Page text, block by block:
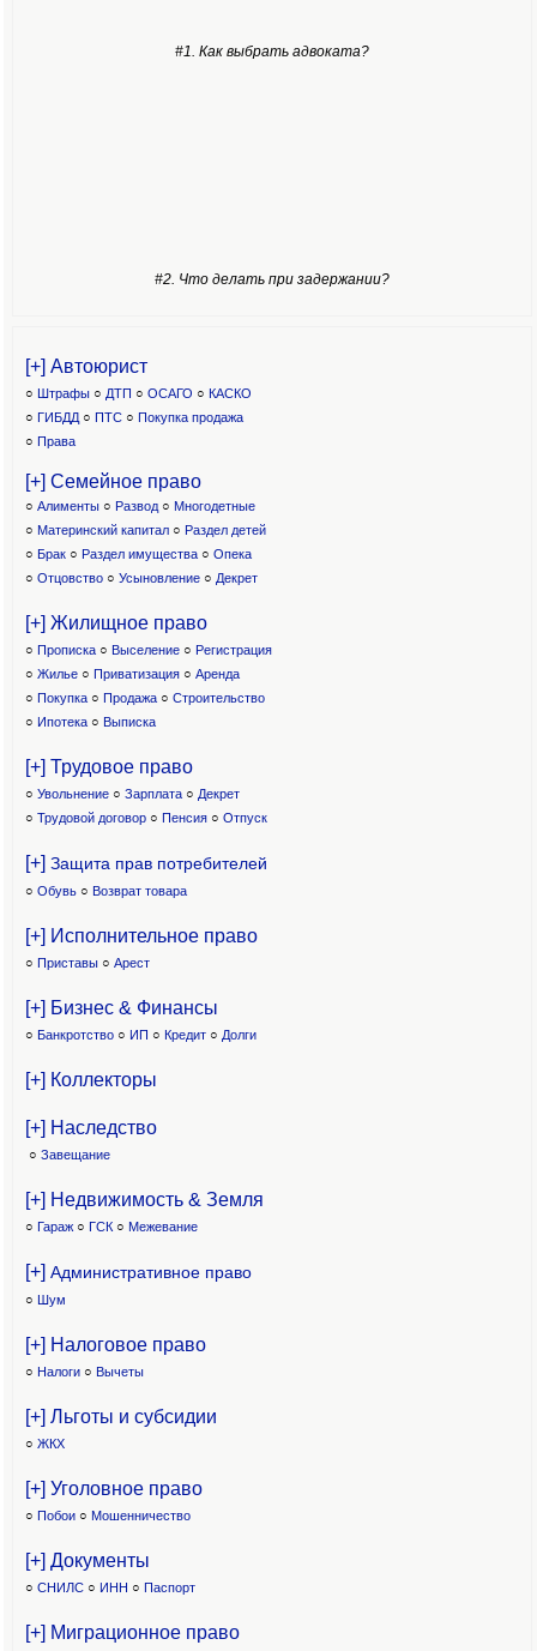
#1. Как выбрать адвоката?
#2. Что делать при задержании?
[+] Автоюрист
○ Штрафы ○ ДТП ○ ОСАГО ○ КАСКО
○ ГИБДД ○ ПТС ○ Покупка продажа
○ Права
[+] Семейное право
○ Алименты ○ Развод ○ Многодетные
○ Материнский капитал○ Раздел детей
○ Брак ○ Раздел имущества ○ Опека
○ Отцовство○ Усыновление ○ Декрет
[+] Жилищное право
○ Прописка ○ Выселение ○ Регистрация
○ Жилье ○ Приватизация ○ Аренда
○ Покупка ○ Продажа ○ Строительство
○ Ипотека ○ Выписка
[+] Трудовое право
○ Увольнение ○ Зарплата ○ Декрет
○ Трудовой договор ○ Пенсия ○ Отпуск
[+] Защита прав потребителей
○ Обувь ○ Возврат товара
[+] Исполнительное право
○ Приставы ○ Арест
[+] Бизнес & Финансы
○ Банкротство ○ ИП ○ Кредит ○ Долги
[+] Коллекторы
[+] Наследство
○ Завещание
[+] Недвижимость & Земля
○ Гараж ○ ГСК ○ Межевание
[+] Административное право
○ Шум
[+] Налоговое право
○ Налоги ○ Вычеты
[+] Льготы и субсидии
○ ЖКХ
[+] Уголовное право
○ Побои ○ Мошенничество
[+] Документы
○ СНИЛС ○ ИНН ○ Паспорт
[+] Миграционное право